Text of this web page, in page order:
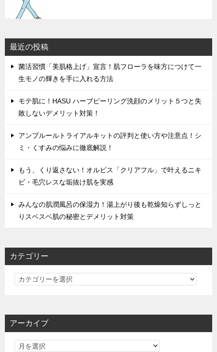
最近の投稿
菌活習慣「美肌格上げ」宣言！肌フローラを味方につけて一
生モノの輝きを手に入れる方法
モテ肌に！HASU ハーブピーリング洗顔のメリット５つと失
敗しないデメリット対策！
アンプルールトライアルキットの評判と使い方や注意点！シ
ミ・くすみの悩みに徹底解説！
もう、くり返さない！オルビス「クリアフル」で叶えるニキ
ビ・毛穴レスな垢抜け肌を実感
みんなの肌潤風呂の保湿力！湯上がり後も乾燥知らずしっと
りスベスベ肌の秘密とデメリット対策
カテゴリー
カ
リ
アーカイブ